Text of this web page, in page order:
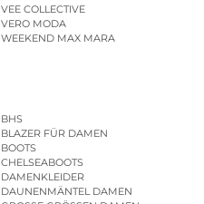
VEE COLLECTIVE
VERO MODA
WEEKEND MAX MARA
BHS
BLAZER FÜR DAMEN
BOOTS
CHELSEABOOTS
DAMENKLEIDER
DAUNENMÄNTEL DAMEN